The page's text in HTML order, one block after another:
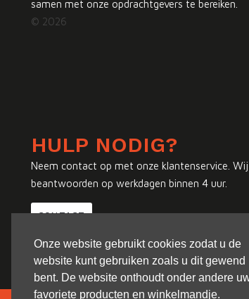
Onze website gebruikt cookies zodat u de
website kunt gebruiken zoals u dit gewend
bent. De website onthoudt onder andere
favoriete producten en winkelmandje.
samen met onze opdrachtgevers te bereiken.
© 2026
HULP NODIG?
Neem contact op met onze klantenservice. Wij
beantwoorden op werkdagen binnen 4 uur.
CONTACT